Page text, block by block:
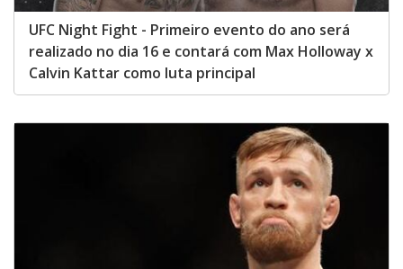
UFC Night Fight - Primeiro evento do ano será
realizado no dia 16 e contará com Max Holloway x
Calvin Kattar como luta principal